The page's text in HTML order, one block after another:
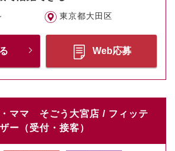
東京都大田区
Web応募
ママ そごう大宮店 / フィッテ
ー（受付・接客）